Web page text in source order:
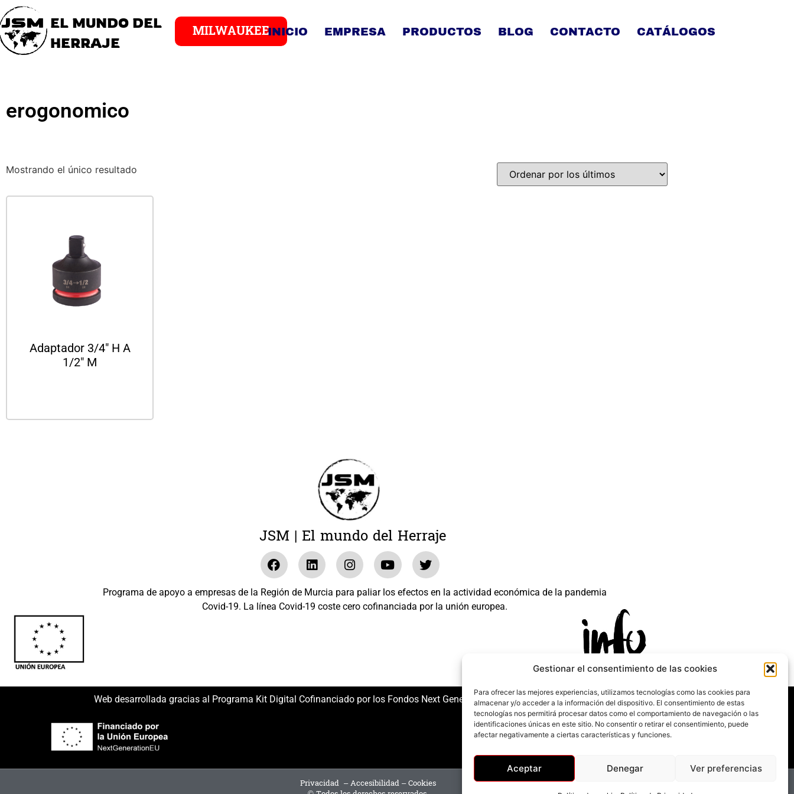
Gestionar el consentimiento de las cookies
Para ofrecer las mejores experiencias, utilizamos tecnologías como las cookies para
almacenar y/o acceder a la información del dispositivo. El consentimiento de estas
tecnologías nos permitirá procesar datos como el comportamiento de navegación o las
identificaciones únicas en este sitio. No consentir o retirar el consentimiento, puede
afectar negativamente a ciertas características y funciones.
Aceptar Denegar Ver preferencias
EL MUNDO DEL
HERRAJE
MILWAUKEEINICIO EMPRESA PRODUCTOS BLOG CONTACTO CATÁLOGOS
erogonomico
Mostrando el único resultado
Adaptador 3/4″ H A
1/2″ M
JSM | El mundo del Herraje
Programa de apoyo a empresas de la Región de Murcia para paliar los efectos en la actividad económica de la pandemia
Covid-19. La línea Covid-19 coste cero cofinanciada por la unión europea.
Web desarrollada gracias al Programa Kit Digital Cofinanciado por los Fondos Next Generation (EU) del mecanismo de Recuperación y Resilencia.
Privacidad –Accesibilidad–Cookies